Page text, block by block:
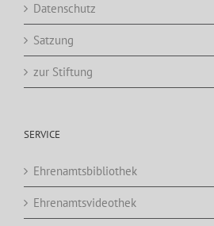
Datenschutz
Satzung
zur Stiftung
SERVICE
Ehrenamtsbibliothek
Ehrenamtsvideothek